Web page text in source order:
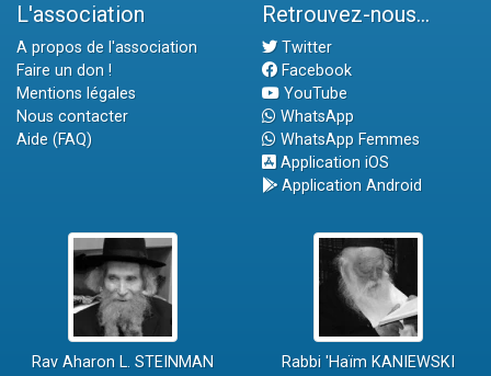
L'association
A propos de l'association
Faire un don !
Mentions légales
Nous contacter
Aide (FAQ)
Retrouvez-nous...
Twitter
Facebook
YouTube
WhatsApp
WhatsApp Femmes
Application iOS
Application Android
Rav Aharon L. STEINMAN Rabbi 'Haïm KANIEWSKI